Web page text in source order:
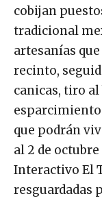
cobijan
tradicional
artesanías
recinto,
canicas, tiro al
que podrán
al 2 de
Interactivo El
resguardadas